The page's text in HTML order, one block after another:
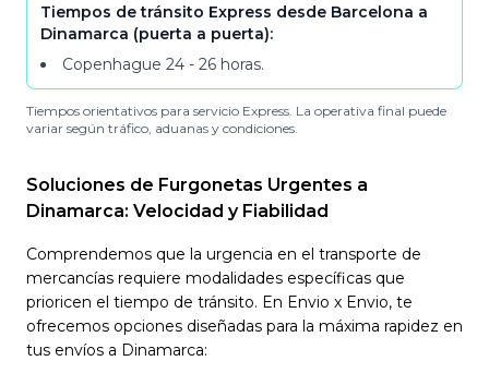
Tiempos de tránsito Express desde Barcelona a
Dinamarca (puerta a puerta):
Copenhague 24 - 26 horas.
Tiempos orientativos para servicio Express. La operativa final puede
variar según tráfico, aduanas y condiciones.
Soluciones de Furgonetas Urgentes a
Dinamarca: Velocidad y Fiabilidad
Comprendemos que la urgencia en el transporte de
mercancías requiere modalidades específicas que
prioricen el tiempo de tránsito. En Envio x Envio, te
ofrecemos opciones diseñadas para la máxima rapidez en
tus envíos a Dinamarca: